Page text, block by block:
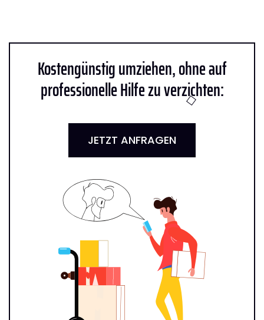
Kostengünstig umziehen, ohne auf
professionelle Hilfe zu verzichten:
JETZT ANFRAGEN